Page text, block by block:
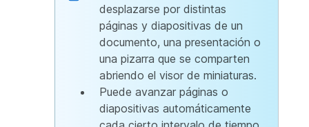
desplazarse por distintas
páginas y diapositivas de un
documento, una presentación o
una pizarra que se comparten
abriendo el visor de miniaturas.
Puede avanzar páginas o
diapositivas automáticamente